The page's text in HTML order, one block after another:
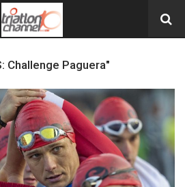
Challenge Paguera"